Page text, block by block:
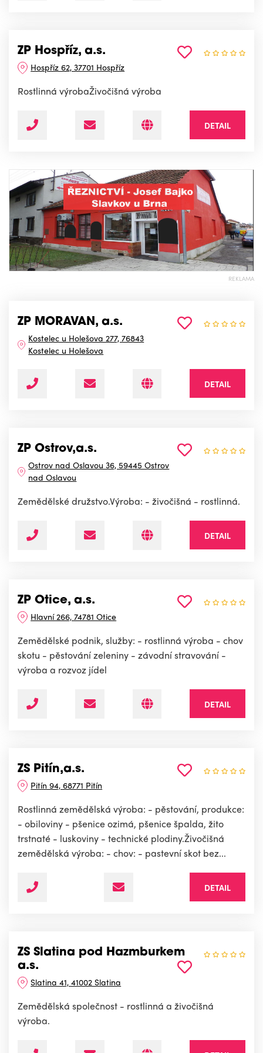
ZP Hospříz, a.s.
Hospříz 62, 37701 Hospříz
Rostlinná výrobaŽivočišná výroba
DETAIL
REKLAMA
ZP MORAVAN, a.s.
Kostelec u Holešova 277, 76843
Kostelec u Holešova
DETAIL
ZP Ostrov,a.s.
Ostrov nad Oslavou 36, 59445 Ostrov
nad Oslavou
Zemědělské družstvo.Výroba: - živočišná - rostlinná.
DETAIL
ZP Otice, a.s.
Hlavní 266, 74781 Otice
Zemědělské podnik, služby: - rostlinná výroba - chov
skotu - pěstování zeleniny - závodní stravování -
výroba a rozvoz jídel
DETAIL
ZS Pitín,a.s.
Pitín 94, 68771 Pitín
Rostlinná zemědělská výroba: - pěstování, produkce:
- obiloviny - pšenice ozimá, pšenice špalda, žito
trstnaté - luskoviny - technické plodiny.Živočišná
zemědělská výroba: - chov: - pastevní skot bez...
DETAIL
ZS Slatina pod Hazmburkem
a.s.
Slatina 41, 41002 Slatina
Zemědělská společnost - rostlinná a živočišná
výroba.